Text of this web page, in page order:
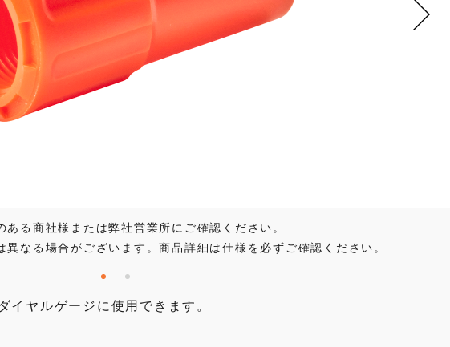
る商社様または弊社営業所にご確認ください。
なる場合がございます。商品詳細は仕様を必ずご確認ください。
ヤルゲージに使用できます。